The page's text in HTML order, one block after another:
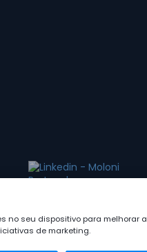
no seu dispositivo para melhorar a
de marketing.